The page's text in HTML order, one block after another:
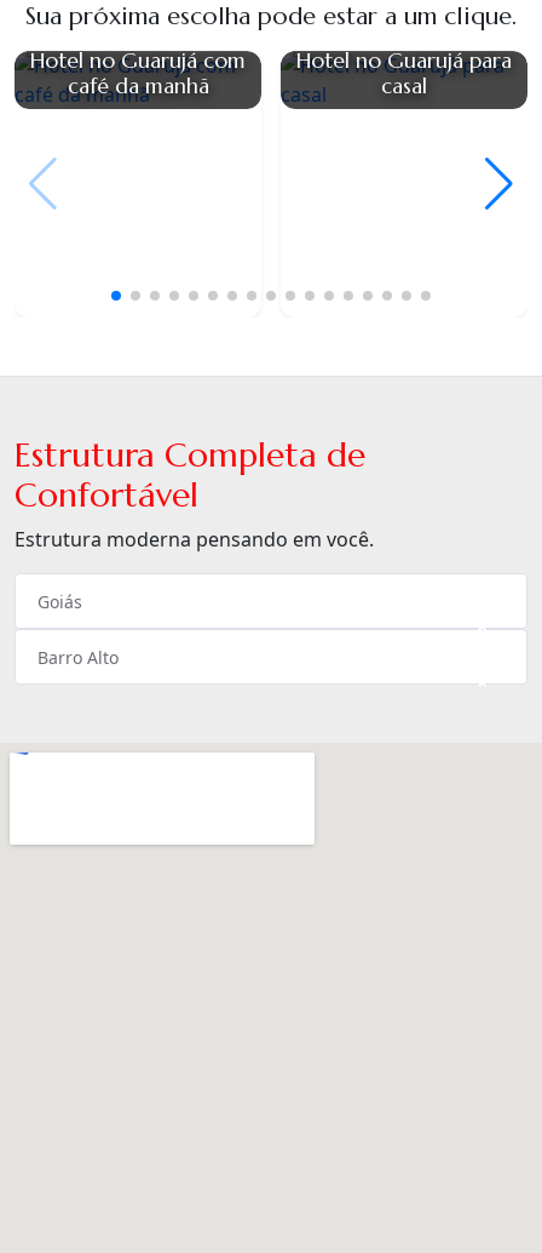
Sua próxima escolha pode estar a um clique.
Hotel no Guarujá com
café da manhã
Hotel no Guarujá para
casal
Estrutura Completa de
Confortável
Estrutura moderna pensando em você.
×
Goiás
×
Barro Alto